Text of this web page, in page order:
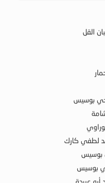
القل
بوسيس
لطفي كارك
بوسيس
بوسيس
عبيدة